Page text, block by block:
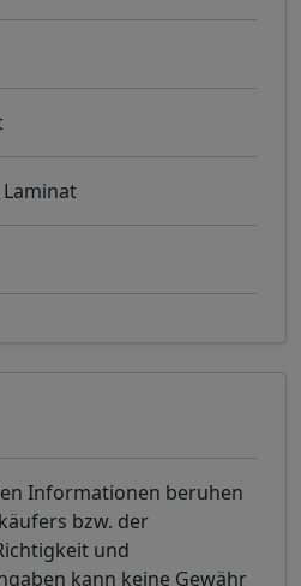
Laminat
Informationen beruhen
bzw. der
und
kann keine Gewähr